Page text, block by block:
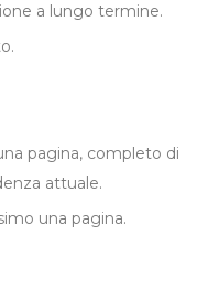
a lungo termine.
pagina, completo di
attuale.
una pagina.